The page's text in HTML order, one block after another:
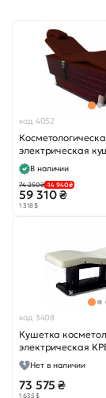
код 4052
электрическая
LUXEВ наличии
74 250 ₴ -14 940 ₴
59 310 ₴
1 318 $
код 3408
Кушетка
электрическая
Нет в наличии
73 575 ₴
1 635 $